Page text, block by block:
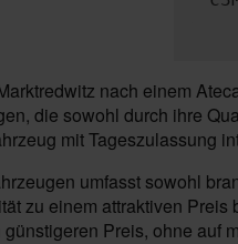
nach einem
die sowohl durch ihre
mit Tageszulassung
umfasst sowohl
zu einem attraktiven
Preis, ohne auf